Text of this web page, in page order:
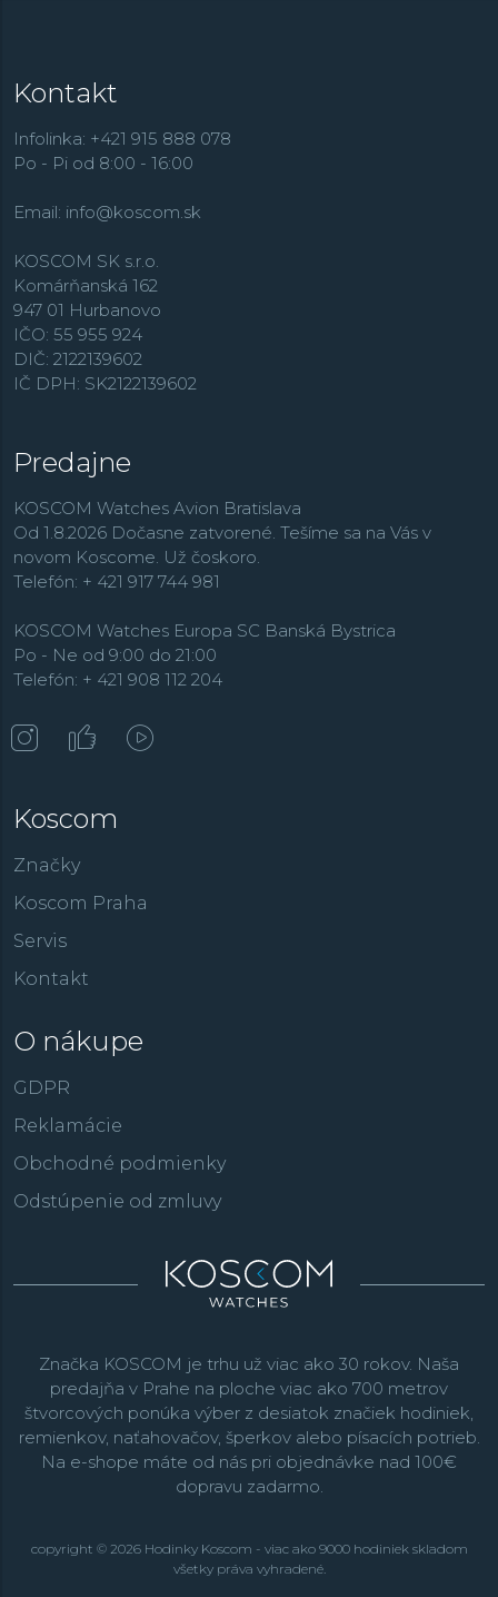
Kontakt
Infolinka: +421 915 888 078
Po - Pi od 8:00 - 16:00
Email: info@koscom.sk
KOSCOM SK s.r.o.
Komárňanská 162
947 01 Hurbanovo
IČO: 55 955 924
DIČ: 2122139602
IČ DPH: SK2122139602
Predajne
KOSCOM Watches Avion Bratislava
Od 1.8.2026 Dočasne zatvorené. Tešíme sa na Vás v
novom Koscome. Už čoskoro.
Telefón: + 421 917 744 981
KOSCOM Watches Europa SC Banská Bystrica
Po - Ne od 9:00 do 21:00
Telefón: + 421 908 112 204
Koscom
Značky
Koscom Praha
Servis
Kontakt
O nákupe
GDPR
Reklamácie
Obchodné podmienky
Odstúpenie od zmluvy
Značka KOSCOM je trhu už viac ako 30 rokov. Naša
predajňa v Prahe na ploche viac ako 700 metrov
štvorcových ponúka výber z desiatok značiek hodiniek,
remienkov, naťahovačov, šperkov alebo písacích potrieb.
Na e-shope máte od nás pri objednávke nad 100€
dopravu zadarmo.
copyright © 2026 Hodinky Koscom - viac ako 9000 hodiniek skladom
všetky práva vyhradené.